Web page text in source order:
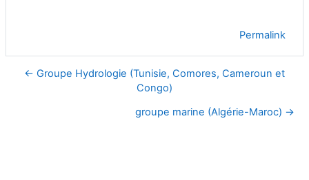
Permalink
← Groupe Hydrologie (Tunisie, Comores, Cameroun et
Congo)
groupe marine (Algérie-Maroc) →